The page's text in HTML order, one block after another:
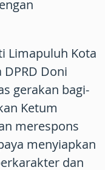
Limapuluh Kota
Doni
gerakan bagi-
Ketum
merespons
menyiapkan
dan